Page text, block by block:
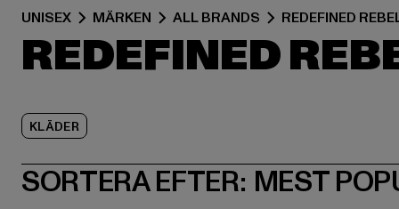
UNISEX MÄRKEN ALL BRANDS REDEFINED
REDEFINED
KLÄDER
SORTERA EFTER: MEST